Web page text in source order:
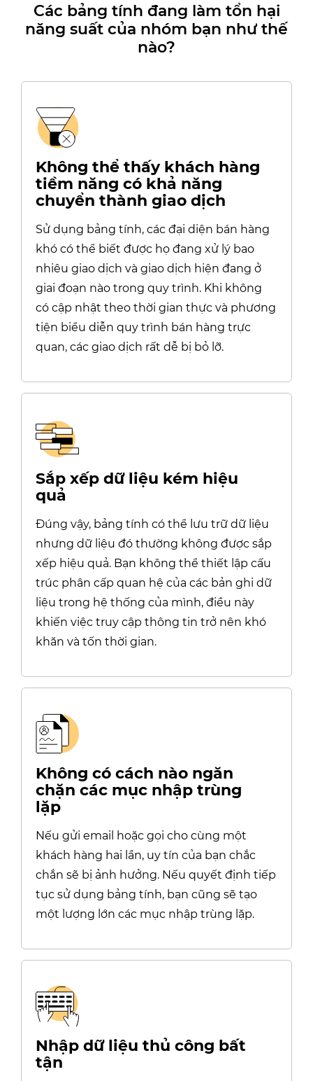
Các bảng tính đang làm tổn hại
năng suất của nhóm bạn như thế
nào?
Không thể thấy khách hàng
tiềm năng có khả năng
chuyển thành giao dịch
Sử dụng bảng tính, các đại diện bán hàng
khó có thể biết được họ đang xử lý bao
nhiêu giao dịch và giao dịch hiện đang ở
giai đoạn nào trong quy trình. Khi không
có cập nhật theo thời gian thực và phương
tiện biểu diễn quy trình bán hàng trực
quan, các giao dịch rất dễ bị bỏ lỡ.
Sắp xếp dữ liệu kém hiệu
quả
Đúng vậy, bảng tính có thể lưu trữ dữ liệu
nhưng dữ liệu đó thường không được sắp
xếp hiệu quả. Bạn không thể thiết lập cấu
trúc phân cấp quan hệ của các bản ghi dữ
liệu trong hệ thống của mình, điều này
khiến việc truy cập thông tin trở nên khó
khăn và tốn thời gian.
Không có cách nào ngăn
chặn các mục nhập trùng
lặp
Nếu gửi email hoặc gọi cho cùng một
khách hàng hai lần, uy tín của bạn chắc
chắn sẽ bị ảnh hưởng. Nếu quyết định tiếp
tục sử dụng bảng tính, bạn cũng sẽ tạo
một lượng lớn các mục nhập trùng lặp.
Nhập dữ liệu thủ công bất
tận